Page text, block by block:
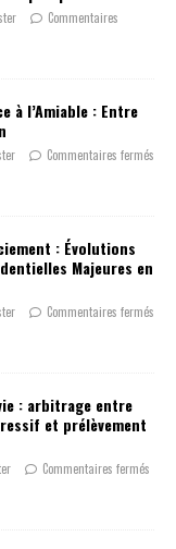
Commentaires
à l’Amiable : Entre
Commentaires fermés
: Évolutions
Majeures en
Commentaires fermés
: arbitrage entre
et prélèvement
Commentaires fermés